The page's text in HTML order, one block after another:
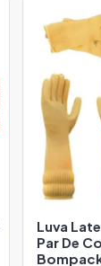
Luva
Par De